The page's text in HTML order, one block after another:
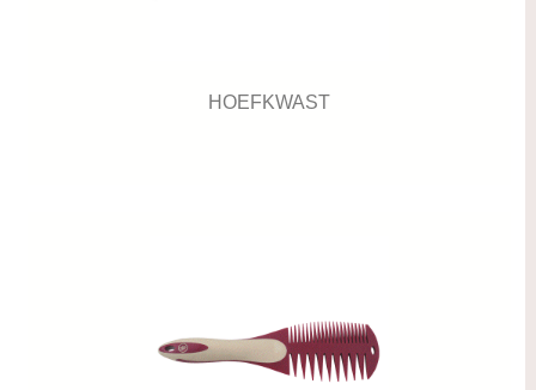
HOEFKWAST